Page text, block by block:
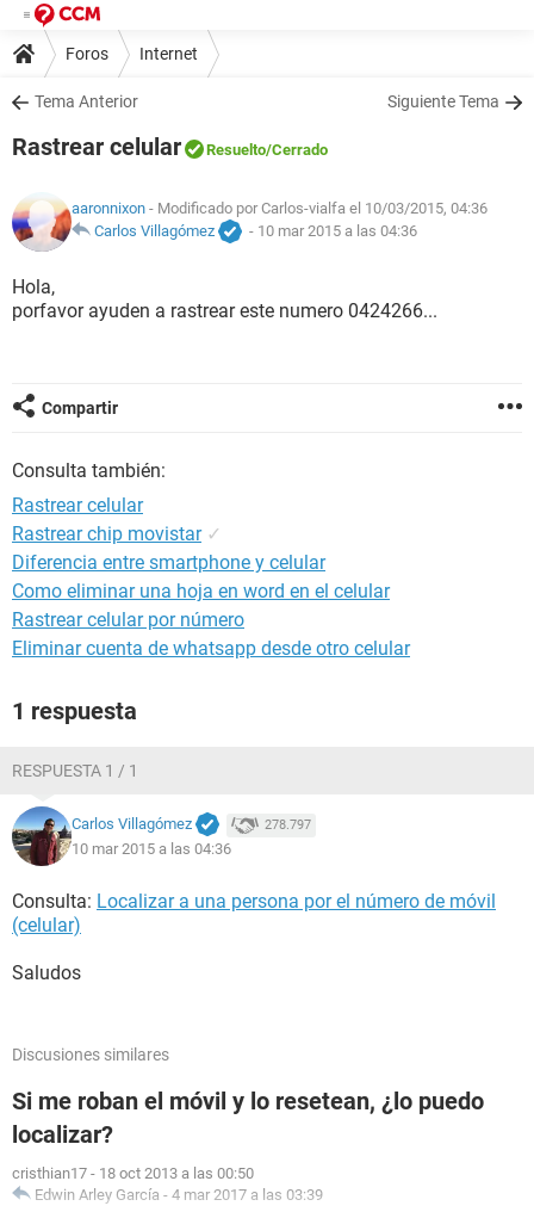
Foros Internet
Tema Anterior Siguiente Tema
Rastrear celular Resuelto/Cerrado
aaronnixon - Modificado por Carlos-vialfa el 10/03/2015, 04:36
Carlos Villagómez
- 10 mar 2015 a las 04:36
Hola,
porfavor ayuden a rastrear este numero 0424266...
Compartir
Consulta también:
Rastrear celular
Rastrear chip movistar ✓
Diferencia entre smartphone y celular
Como eliminar una hoja en word en el celular
Rastrear celular por número
Eliminar cuenta de whatsapp desde otro celular
1 respuesta
RESPUESTA 1 / 1
Carlos Villagómez 278.797
10 mar 2015 a las 04:36
Consulta: Localizar a una persona por el número de móvil
(celular)
Saludos
Discusiones similares
Si me roban el móvil y lo resetean, ¿lo puedo
localizar?
cristhian17 - 18 oct 2013 a las 00:50
Edwin Arley García - 4 mar 2017 a las 03:39